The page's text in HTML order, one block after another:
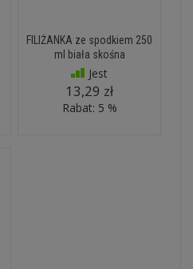
FILIŻANKA ze spodkiem 250
ml biała skośna
Jest
13,29 zł
Rabat: 5 %